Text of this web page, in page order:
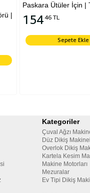
İçin | Ts Psv 02
Sepete Ekle
Kategoriler
Çuval Ağzı
Düz Dikiş
Overlok Dikiş
Kartela Kesim
Makine Motorları
Mezuralar
Ev Tipi Dikiş